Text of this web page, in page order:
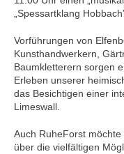
„Spessartklang
Vorführungen von
Kunsthandwerkern,
Baumkletterern sorgen
Erleben unserer
das Besichtigen einer
Limeswall.
Auch RuheForst
über die vielfältigen